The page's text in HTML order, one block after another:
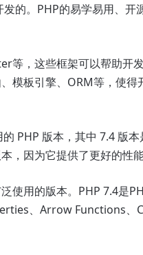
的。PHP的易学易用、开
等，这些框架可以帮助开
模板引擎、ORM等，使得
PHP 版本，其中 7.4 版
，因为它提供了更好的性能
使用的版本。PHP 7.4是
、Arrow Functions